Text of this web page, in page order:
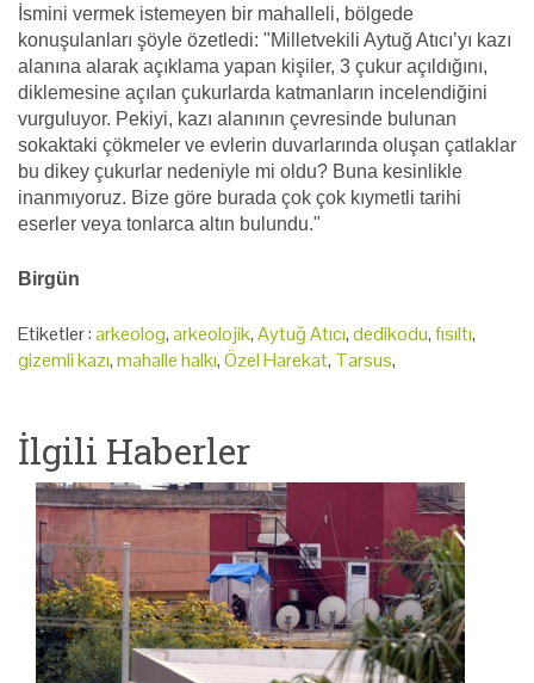
İsmini vermek istemeyen bir mahalleli, bölgede
konuşulanları şöyle özetledi: "Milletvekili Aytuğ Atıcı’yı kazı
alanına alarak açıklama yapan kişiler, 3 çukur açıldığını,
diklemesine açılan çukurlarda katmanların incelendiğini
vurguluyor. Pekiyi, kazı alanının çevresinde bulunan
sokaktaki çökmeler ve evlerin duvarlarında oluşan çatlaklar
bu dikey çukurlar nedeniyle mi oldu? Buna kesinlikle
inanmıyoruz. Bize göre burada çok çok kıymetli tarihi
eserler veya tonlarca altın bulundu."
Birgün
Etiketler :arkeolog,arkeolojik,Aytuğ Atıcı,dedikodu,fısıltı,
gizemli kazı,mahalle halkı,Özel Harekat, Tarsus,
İlgili Haberler